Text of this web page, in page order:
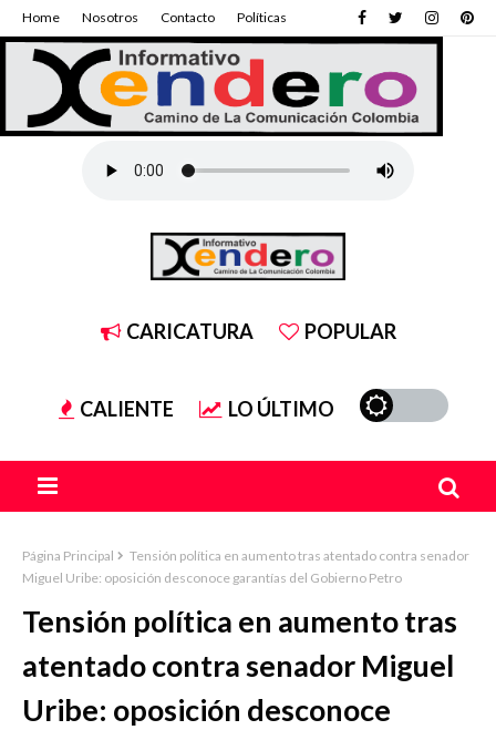
Home Nosotros Contacto Políticas
CARICATURA POPULAR
CALIENTE LO ÚLTIMO
Página Principal
Tensión política en aumento tras atentado contra senador
Miguel Uribe: oposición desconoce garantías del Gobierno Petro
Tensión política en aumento tras
atentado contra senador Miguel
Uribe: oposición desconoce